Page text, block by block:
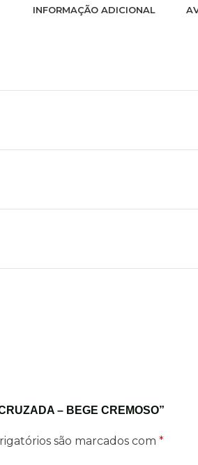
INFORMAÇÃO ADICIONAL
– BEGE CREMOSO”
são marcados com *